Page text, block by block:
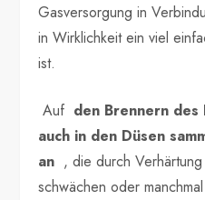
Gasversorgung in
in Wirklichkeit ein viel
ist.
Auf den Brennern
auch in den Düsen
an , die durch
schwächen oder